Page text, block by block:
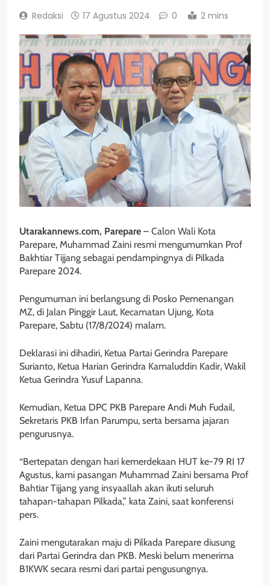
Redaksi 17 Agustus 2024 0 2 mins
Utarakannews.com, Parepare – Calon Wali Kota
Parepare, Muhammad Zaini resmi mengumumkan Prof
Bakhtiar Tijjang sebagai pendampingnya di Pilkada
Parepare 2024.
Pengumuman ini berlangsung di Posko Pemenangan
MZ, di Jalan Pinggir Laut, Kecamatan Ujung, Kota
Parepare, Sabtu (17/8/2024) malam.
Deklarasi ini dihadiri, Ketua Partai Gerindra Parepare
Surianto, Ketua Harian Gerindra Kamaluddin Kadir, Wakil
Ketua Gerindra Yusuf Lapanna.
Kemudian, Ketua DPC PKB Parepare Andi Muh Fudail,
Sekretaris PKB Irfan Parumpu, serta bersama jajaran
pengurusnya.
“Bertepatan dengan hari kemerdekaan HUT ke-79 RI 17
Agustus, kami pasangan Muhammad Zaini bersama Prof
Bahtiar Tijjang yang insyaallah akan ikuti seluruh
tahapan-tahapan Pilkada,” kata Zaini, saat konferensi
pers.
Zaini mengutarakan maju di Pilkada Parepare diusung
dari Partai Gerindra dan PKB. Meski belum menerima
B1KWK secara resmi dari partai pengusungnya.